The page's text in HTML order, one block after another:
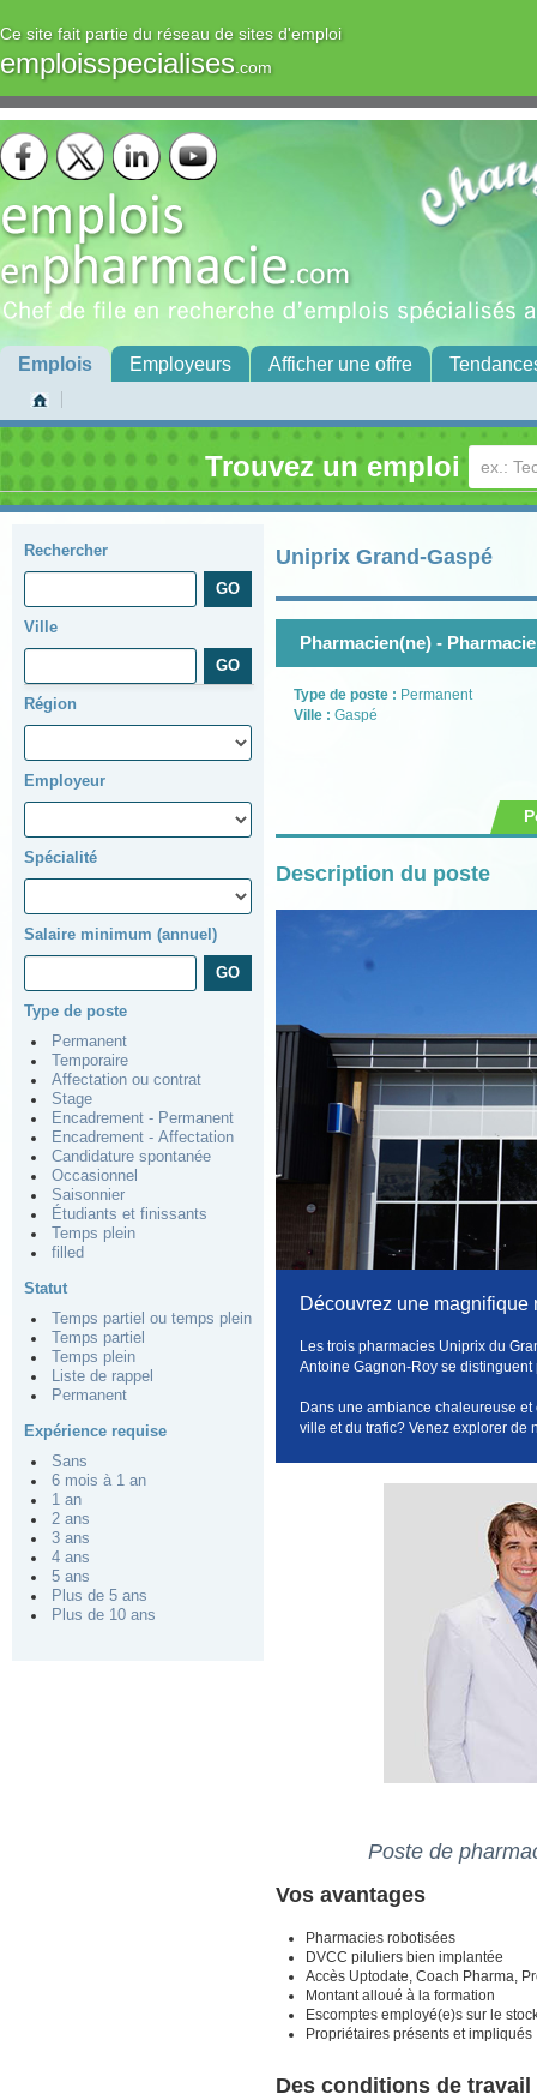
Ce site fait partie du réseau de sites d'emploi
emploisspecialises.com
Emplois Employeurs Afficher une offre
Trouvez un emploi
Rechercher
Ville
Région
Employeur
Spécialité
Salaire minimum (annuel)
Type de poste
Permanent
Temporaire
Affectation ou contrat
Stage
Encadrement - Permanent
Encadrement - Affectation
Candidature spontanée
Occasionnel
Saisonnier
Étudiants et finissants
Temps plein
filled
Statut
Temps partiel ou temps plein
Temps partiel
Temps plein
Liste de rappel
Permanent
Expérience requise
Sans
6 mois à 1 an
1 an
2 ans
3 ans
4 ans
5 ans
Plus de 5 ans
Plus de 10 ans
Uniprix Grand-Gaspé
Pharmacien(ne) -
Type de poste : Permanent
Ville : Gaspé
Description du poste
Découvrez une magnifique
Les trois pharmacies Uniprix du
Antoine Gagnon-Roy se
Dans une ambiance chaleureuse
ville et du trafic? Venez explorer
Poste de
Vos avantages
Pharmacies robotisées
DVCC piluliers bien implantée
Accès Uptodate, Coach Pharma,
Montant alloué à la formation
Escomptes employé(e)s sur le
Propriétaires présents et impliqués
Des conditions de